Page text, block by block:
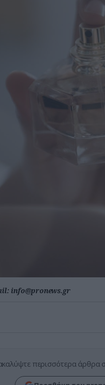
info@pronews.gr
περισσότερα άρθρα